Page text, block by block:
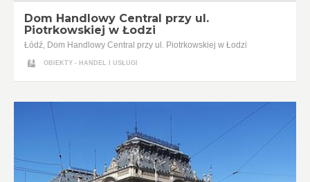
Dom Handlowy Central przy ul.
Piotrkowskiej w Łodzi
Łódź, Dom Handlowy Central przy ul. Piotrkowskiej w Łodzi
OBIEKTY - HANDEL I USŁUGI